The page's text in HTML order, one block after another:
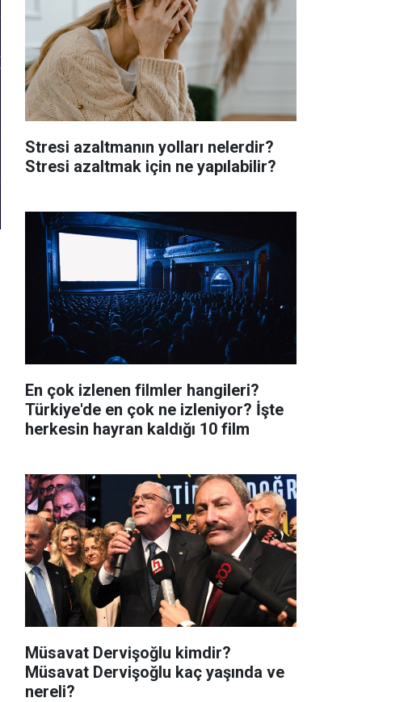
Stresi azaltmanın yolları nelerdir?
Stresi azaltmak için ne yapılabilir?
En çok izlenen filmler hangileri?
Türkiye'de en çok ne izleniyor? İşte
herkesin hayran kaldığı 10 film
Müsavat Dervişoğlu kimdir?
Müsavat Dervişoğlu kaç yaşında ve
nereli?